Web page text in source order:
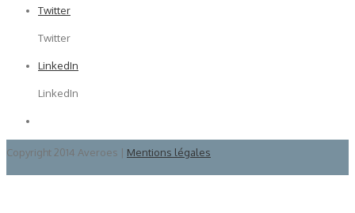
Twitter
Twitter
LinkedIn
LinkedIn
Copyright 2014 Averoes | Mentions légales